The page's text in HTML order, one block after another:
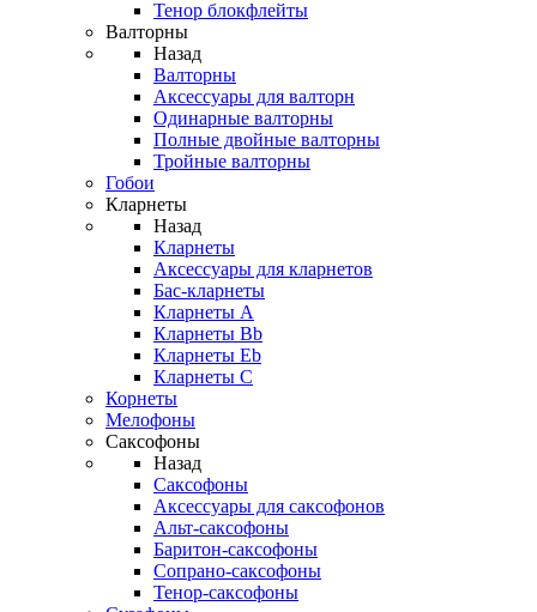
Тенор блокфлейты
Валторны
Назад
Валторны
Аксессуары для валторн
Одинарные валторны
Полные двойные валторны
Тройные валторны
Гобои
Кларнеты
Назад
Кларнеты
Аксессуары для кларнетов
Бас-кларнеты
Кларнеты A
Кларнеты Bb
Кларнеты Eb
Кларнеты С
Корнеты
Мелофоны
Саксофоны
Назад
Саксофоны
Аксессуары для саксофонов
Альт-саксофоны
Баритон-саксофоны
Сопрано-саксофоны
Тенор-саксофоны